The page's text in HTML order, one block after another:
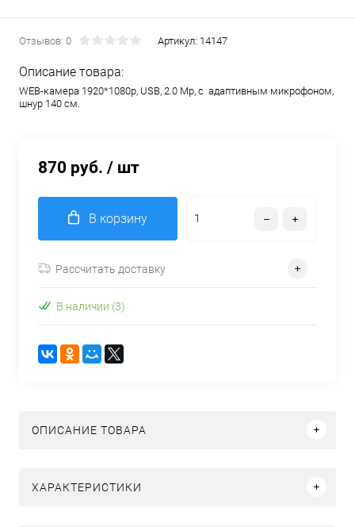
Отзывов: 0 Артикул: 14147
Описание товара:
WEB-камера 1920*1080p, USB, 2.0 Mp, с адаптивным микрофоном,
шнур 140 см.
870 руб. / шт
В корзину
Рассчитать доставку
В наличии (3)
ОПИСАНИЕ ТОВАРА
ХАРАКТЕРИСТИКИ